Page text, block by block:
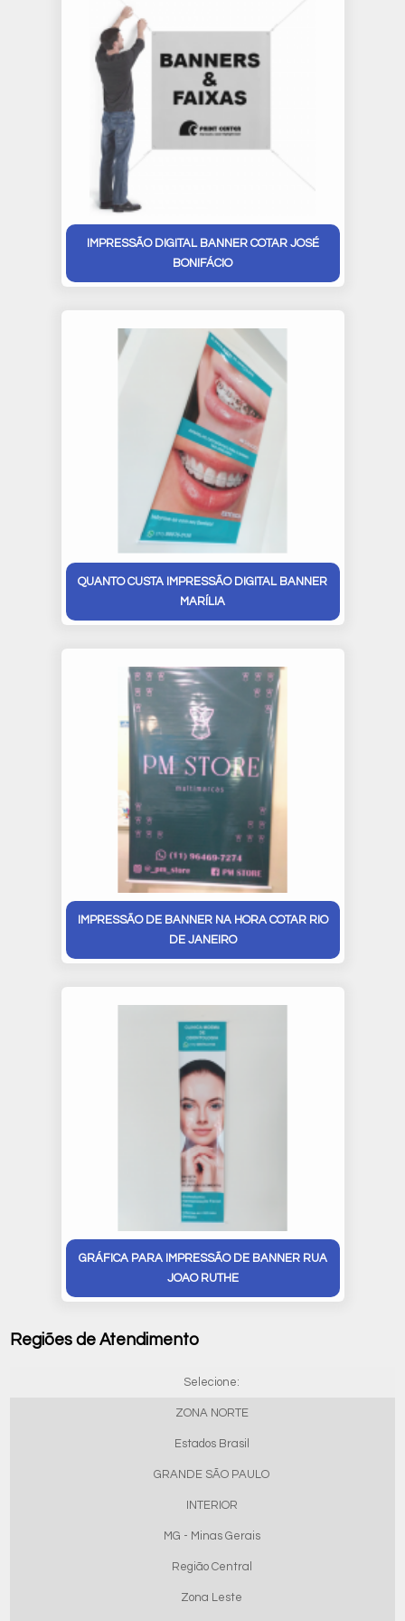
IMPRESSÃO DIGITAL BANNER COTAR JOSÉ
BONIFÁCIO
QUANTO CUSTA IMPRESSÃO DIGITAL BANNER
MARÍLIA
IMPRESSÃO DE BANNER NA HORA COTAR RIO
DE JANEIRO
GRÁFICA PARA IMPRESSÃO DE BANNER RUA
JOAO RUTHE
Regiões de Atendimento
Selecione:
ZONA NORTE
Estados Brasil
GRANDE SÃO PAULO
INTERIOR
MG - Minas Gerais
Região Central
Zona Leste